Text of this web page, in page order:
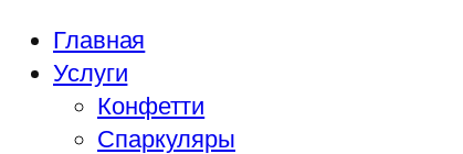
Главная
Услуги
Конфетти
Спаркуляры